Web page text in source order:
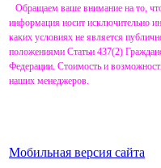
Обращаем ваше внимание на то,
информация носит исключительно
каких условиях не является
положениями Статьи 437(2)
Федерации. Стоимость и
наших менеджеров.
Мобильная версия сайта